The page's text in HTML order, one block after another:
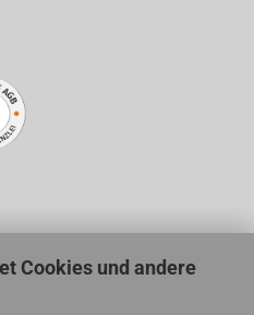
Cookies und andere